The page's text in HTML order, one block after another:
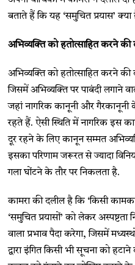
बताते हैं कि यह ‘समुचित प्रयास’ क्या
अभिव्यक्ति को हतोत्साहित करने की
अभिव्यक्ति को हतोत्साहित करने
जिसमें अभिव्यक्ति पर पाबंदी लगाने
जहां नागरिक कानूनी और
रहते हैं. ऐसी स्थिति में नागरिक इस
दूर रहने के लिए कानून सम्मत
इसका परिणाम जरूरत से ज्यादा
गला घोंटने के तौर पर निकलता है.
कामरा की दलील है कि ‘किसी
‘समुचित प्रयासों’ को लेकर
वाला प्रभाव पैदा करेगा, जिसमें
द्वारा इंगित किसी भी सूचना को